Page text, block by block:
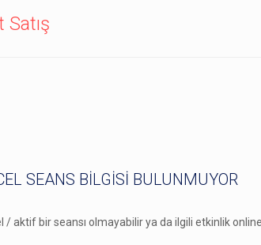
SEANS BİLGİSİ BULUNMUYOR
aktif bir seansı olmayabilir ya da ilgili etkinlik